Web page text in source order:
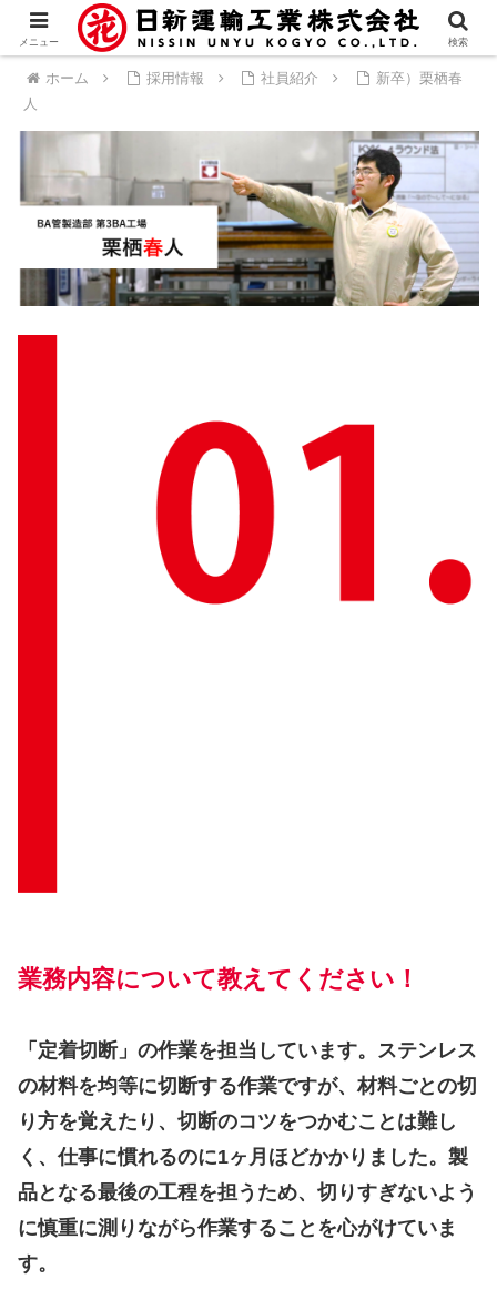
ホーム 採用情報 社員紹介
新卒）栗栖春
人
業務内容について教えてください！
「定着切断」の作業を担当しています。ステンレス
の材料を均等に切断する作業ですが、材料ごとの切
り方を覚えたり、切断のコツをつかむことは難し
く、仕事に慣れるのに1ヶ月ほどかかりました。製
品となる最後の工程を担うため、切りすぎないよう
に慎重に測りながら作業することを心がけていま
す。
メニュー 検索